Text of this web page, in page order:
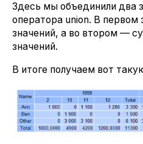
Здесь мы объединили два
оператора union. В первом
значений, а во втором —
значений.
В итоге получаем вот